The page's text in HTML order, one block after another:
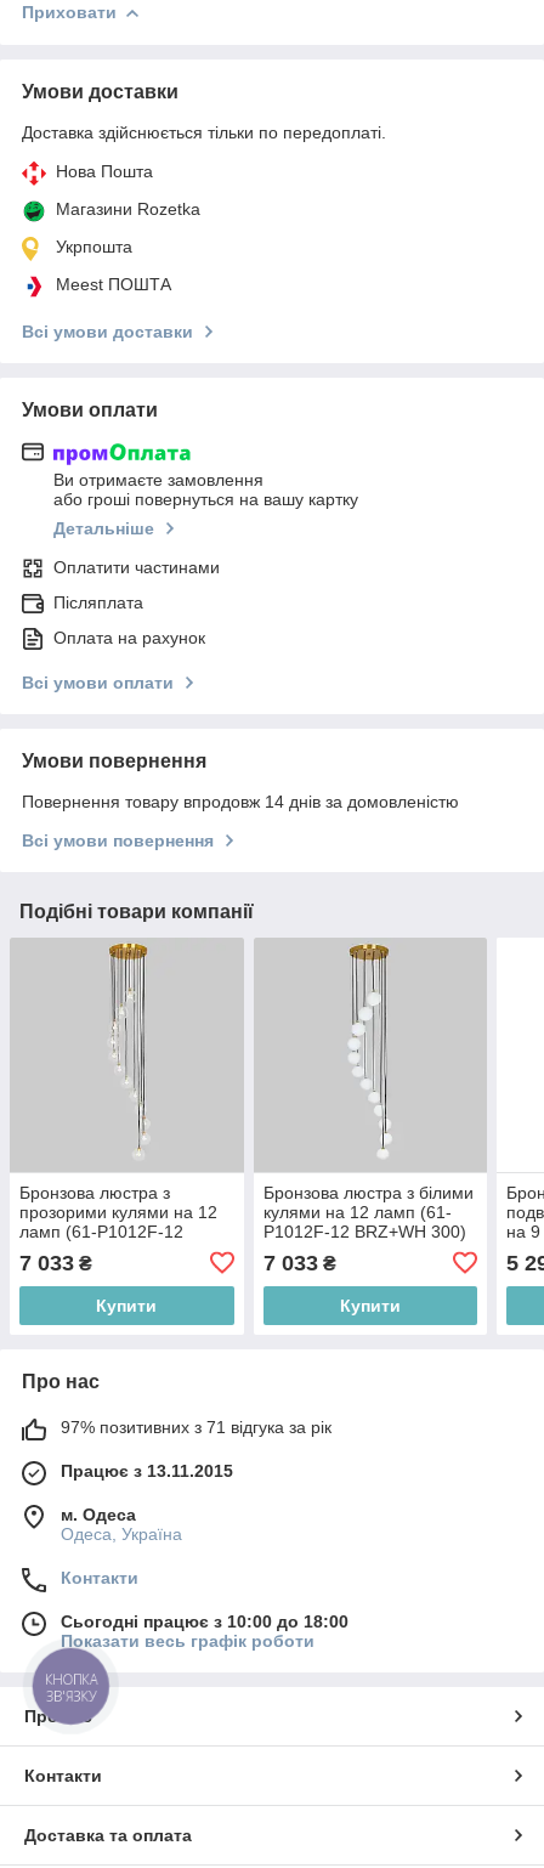
Приховати
Умови доставки
Доставка здійснюється тільки по передоплаті.
Нова Пошта
Магазини Rozetka
Укрпошта
Meest ПОШТА
Всі умови доставки
Умови оплати
Ви отримаєте замовлення
або гроші повернуться на вашу картку
Детальніше
Оплатити частинами
Післяплата
Оплата на рахунок
Всі умови оплати
Умови повернення
Повернення товару впродовж 14 днів за домовленістю
Всі умови повернення
Подібні товари компанії
Бронзова люстра з
прозорими кулями на 12
ламп (61-P1012F-12
7 033 ₴
Купити
Бронзова люстра з білими
кулями на 12 ламп (61-
P1012F-12 BRZ+WH 300)
7 033₴
Купити
на
5
Про нас
97% позитивних з 71 відгука за рік
Працює з 13.11.2015
м. Одеса
Одеса, Україна
Контакти
Сьогодні працює з 10:00 до 18:00
Показати весь графік роботи
Про нас
Контакти
Доставка та оплата
КНОПКА
ЗВ'ЯЗКУ